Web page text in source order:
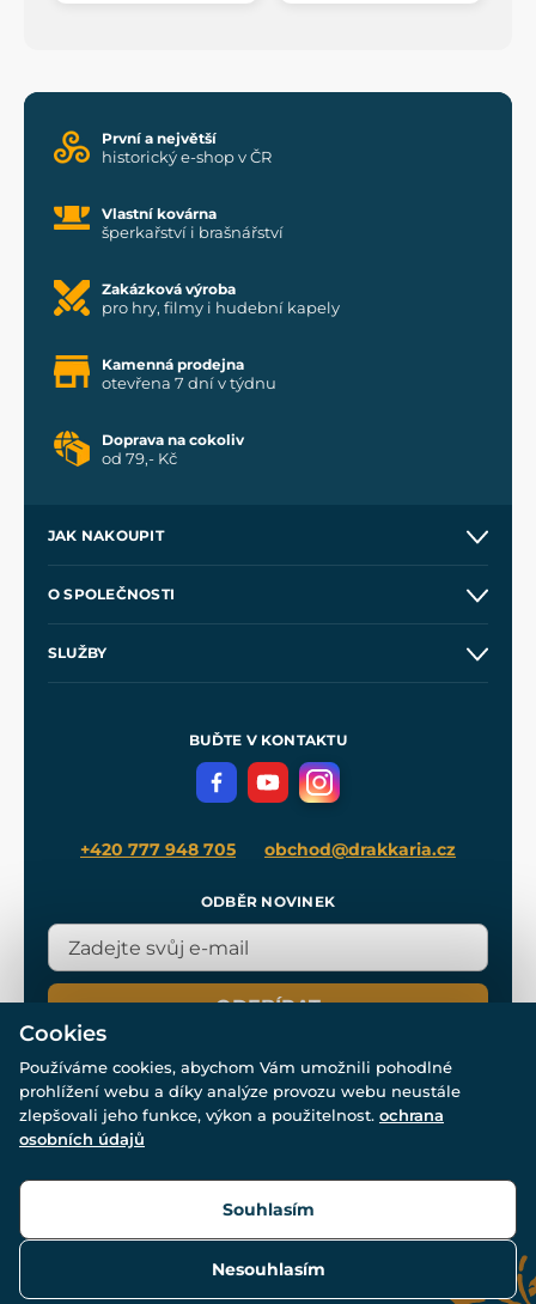
První a největší
historický e-shop v ČR
Vlastní kovárna
šperkařství i brašnářství
Zakázková výroba
pro hry, filmy i hudební kapely
Kamenná prodejna
otevřena 7 dní v týdnu
Doprava na cokoliv
od 79,- Kč
JAK NAKOUPIT
Velkoobchod
O SPOLEČNOSTI
SLUŽBY
Meče pro Kingdom Come
BUĎTE V KONTAKTU
+420 777 948 705 obchod@drakkaria.cz
ODBĚR NOVINEK
ODEBÍRAT
© Všechna práva vyhrazena. www.drakkaria.cz 2007-2026.
Cookies
Používáme cookies, abychom Vám umožnili pohodlné
prohlížení webu a díky analýze provozu webu neustále
zlepšovali jeho funkce, výkon a použitelnost. ochrana
osobních údajů
Nesouhlasím
Souhlasím